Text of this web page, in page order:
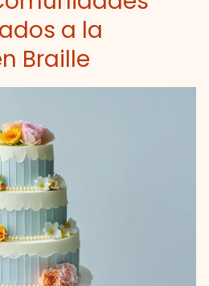
a la
Braille